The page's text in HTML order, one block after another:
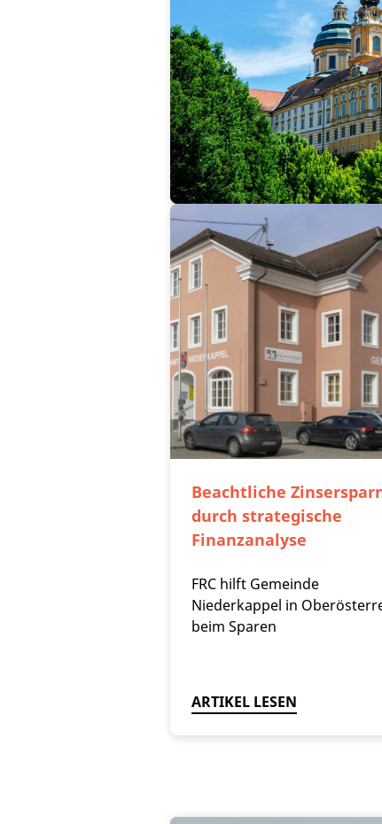
Beachtliche
durch strategische
Finanzanalyse
FRC hilft Gemeinde
Niederkappel in
beim Sparen
ARTIKEL LESEN